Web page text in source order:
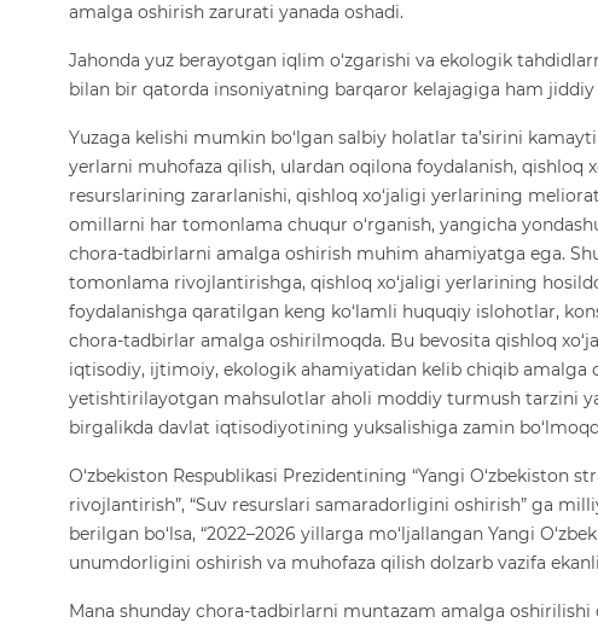
amalga oshirish zarurati yanada oshadi.
Jahonda yuz berayotgan iqlim o‘zgarishi va ekologik
bilan bir qatorda insoniyatning barqaror kelajagiga ham jiddiy
Yuzaga kelishi mumkin bo‘lgan salbiy holatlar ta’sirini
yerlarni muhofaza qilish, ulardan oqilona foydalanish, qishloq
resurslarining zararlanishi, qishloq xo‘jaligi yerlarining
omillarni har tomonlama chuqur o‘rganish, yangicha
chora-tadbirlarni amalga oshirish muhim ahamiyatga ega.
tomonlama rivojlantirishga, qishloq xo‘jaligi yerlarining
foydalanishga qaratilgan keng ko‘lamli huquqiy islohotlar,
chora-tadbirlar amalga oshirilmoqda. Bu bevosita qishloq
iqtisodiy, ijtimoiy, ekologik ahamiyatidan kelib chiqib amalga
yetishtirilayotgan mahsulotlar aholi moddiy turmush tarzini
birgalikda davlat iqtisodiyotining yuksalishiga zamin
O‘zbekiston Respublikasi Prezidentining “Yangi O‘zbekiston
rivojlantirish”, “Suv resurslari samaradorligini oshirish” ga
berilgan bo‘lsa, “2022–2026 yillarga mo‘ljallangan Yangi
unumdorligini oshirish va muhofaza qilish dolzarb vazifa
Mana shunday chora-tadbirlarni muntazam amalga oshirilishi